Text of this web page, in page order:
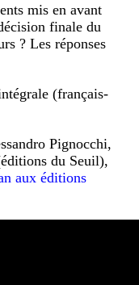
mis en avant
finale du
? Les réponses
(français-
Pignocchi,
du Seuil),
aux éditions